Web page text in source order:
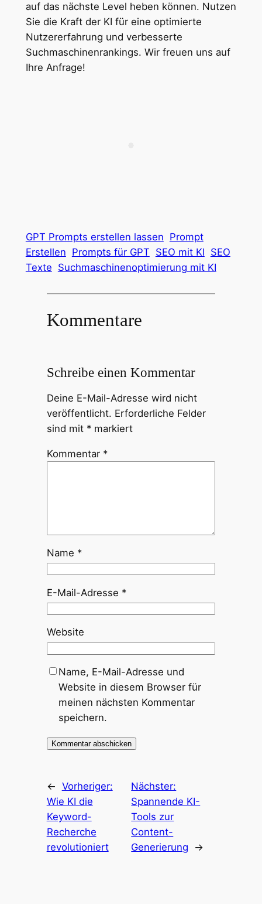
auf das nächste Level heben können. Nutzen
Sie die Kraft der KI für eine optimierte
Nutzererfahrung und verbesserte
Suchmaschinenrankings. Wir freuen uns auf
Ihre Anfrage!
GPT Prompts erstellen lassen Prompt
Erstellen Prompts für GPT SEO mit KI SEO
Texte Suchmaschinenoptimierung mit KI
Kommentare
Schreibe einen Kommentar
Deine E-Mail-Adresse wird nicht
veröffentlicht. Erforderliche Felder
sind mit *markiert
Kommentar *
Name *
E-Mail-Adresse *
Website
Name, E-Mail-Adresse und
Website in diesem Browser für
meinen nächsten Kommentar
speichern.
← Vorheriger:
Wie KI die
Keyword-
Recherche
revolutioniert
Nächster:
Spannende KI-
Tools zur
Content-
Generierung
→